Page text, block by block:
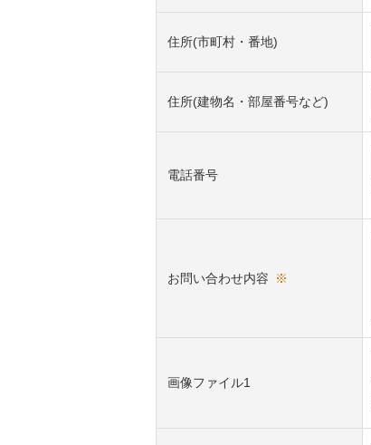
住所(市町村・番地)
住所(建物名・部屋番号など)
電話番号
お問い合わせ内容 ※
画像ファイル1